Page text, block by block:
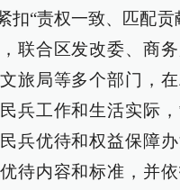
扣“责权一致、匹配贡
联合区发改委、商
旅局等多个部门，
兵工作和生活实际
民兵优待和权益保障
待内容和标准，并